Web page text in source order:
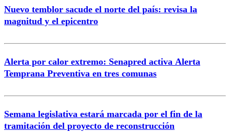
Nuevo temblor sacude el norte del país: revisa la
magnitud y el epicentro
Alerta por calor extremo: Senapred activa Alerta
Temprana Preventiva en tres comunas
Semana legislativa estará marcada por el fin de la
tramitación del proyecto de reconstrucción